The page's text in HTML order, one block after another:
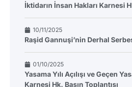
İktidarın İnsan Hakları Karnesi
10/11/2025
Raşid Gannuşi’nin Derhal
01/10/2025
Yasama Yılı Açılışı ve Geçen
Karnesi Hk. Basın Toplantısı